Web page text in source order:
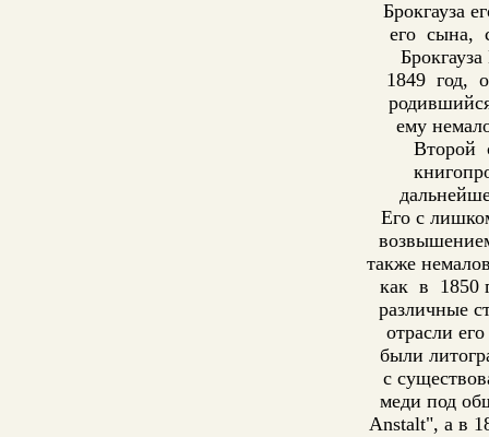
Брокгауза
его сына,
1849 год,
ему
Второй
Его с
также
как в 1850
различные
отрасли
были
с
меди под
Anstalt", а в